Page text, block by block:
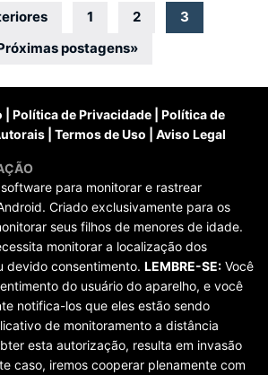
1 2
3
postagens»
Política de Privacidade
Política de
Termos de Uso Aviso Legal
para monitorar e rastrear
Criado exclusivamente para os
seus filhos de menores de idade.
monitorar a localização dos
devido consentimento. LEMBRE-SE: Você
do usuário do aparelho, e você
notifica-los que eles estão sendo
de monitoramento a distância
esta autorização, resulta em invasão
caso, iremos cooperar plenamente com